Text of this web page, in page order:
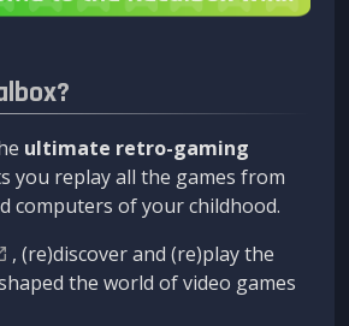
ultimate retro-gaming
you replay all the games from
computers of your childhood.
, (re)discover and (re)play the
the world of video games